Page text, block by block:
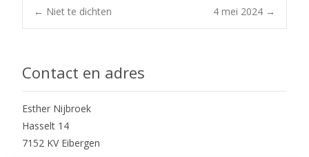
Post
navigation
← Niet te dichten 4 mei 2024 →
Contact en adres
Esther Nijbroek
Hasselt 14
7152 KV Eibergen